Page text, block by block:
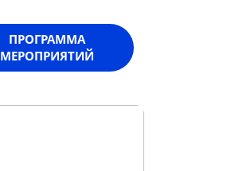
ПРОГРАММА
МЕРОПРИЯТИЙ